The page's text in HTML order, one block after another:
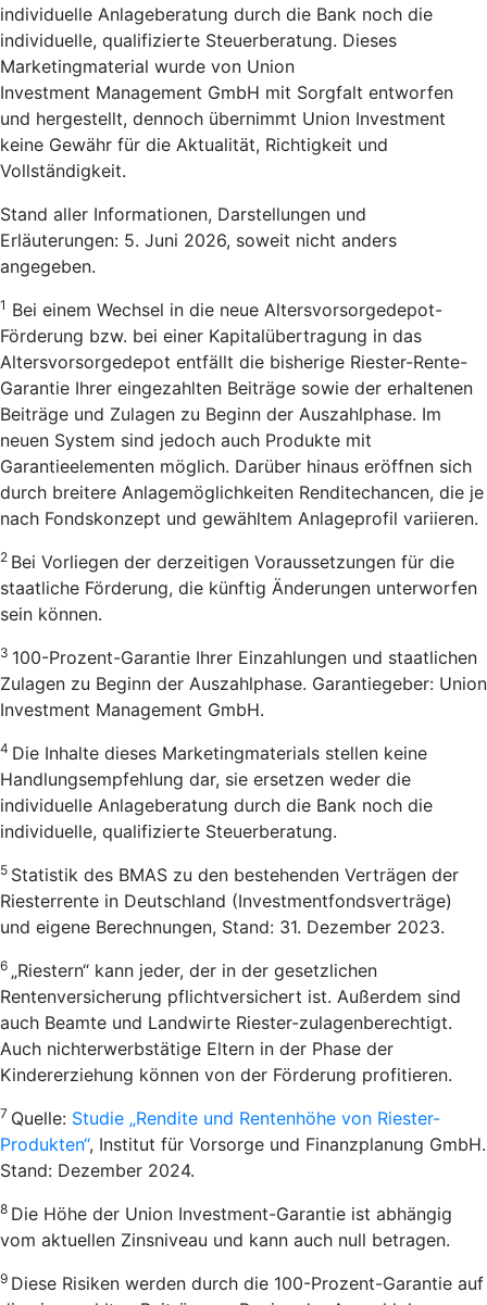
individuelle Anlageberatung durch die Bank noch die
individuelle, qualifizierte Steuerberatung. Dieses
Marketingmaterial wurde von Union
Investment Management GmbH mit Sorgfalt entworfen
und hergestellt, dennoch übernimmt Union Investment
keine Gewähr für die Aktualität, Richtigkeit und
Vollständigkeit.
Stand aller Informationen, Darstellungen und
Erläuterungen: 5. Juni 2026, soweit nicht anders
angegeben.
1 Bei einem Wechsel in die neue Altersvorsorgedepot-
Förderung bzw. bei einer Kapitalübertragung in das
Altersvorsorgedepot entfällt die bisherige Riester-Rente-
Garantie Ihrer eingezahlten Beiträge sowie der erhaltenen
Beiträge und Zulagen zu Beginn der Auszahlphase. Im
neuen System sind jedoch auch Produkte mit
Garantieelementen möglich. Darüber hinaus eröffnen sich
durch breitere Anlagemöglichkeiten Renditechancen, die je
nach Fondskonzept und gewähltem Anlageprofil variieren.
2 Bei Vorliegen der derzeitigen Voraussetzungen für die
staatliche Förderung, die künftig Änderungen unterworfen
sein können.
3 100-Prozent-Garantie Ihrer Einzahlungen und staatlichen
Zulagen zu Beginn der Auszahlphase. Garantiegeber: Union
Investment Management GmbH.
4 Die Inhalte dieses Marketingmaterials stellen keine
Handlungsempfehlung dar, sie ersetzen weder die
individuelle Anlageberatung durch die Bank noch die
individuelle, qualifizierte Steuerberatung.
5 Statistik des BMAS zu den bestehenden Verträgen der
Riesterrente in Deutschland (Investmentfondsverträge)
und eigene Berechnungen, Stand: 31. Dezember 2023.
6 „Riestern“ kann jeder, der in der gesetzlichen
Rentenversicherung pflichtversichert ist. Außerdem sind
auch Beamte und Landwirte Riester-zulagenberechtigt.
Auch nichterwerbstätige Eltern in der Phase der
Kindererziehung können von der Förderung profitieren.
7 Quelle: Studie „Rendite und Rentenhöhe von Riester-
Produkten“, Institut für Vorsorge und Finanzplanung GmbH.
Stand: Dezember 2024.
8 Die Höhe der Union Investment-Garantie ist abhängig
vom aktuellen Zinsniveau und kann auch null betragen.
9 Diese Risiken werden durch die 100-Prozent-Garantie auf